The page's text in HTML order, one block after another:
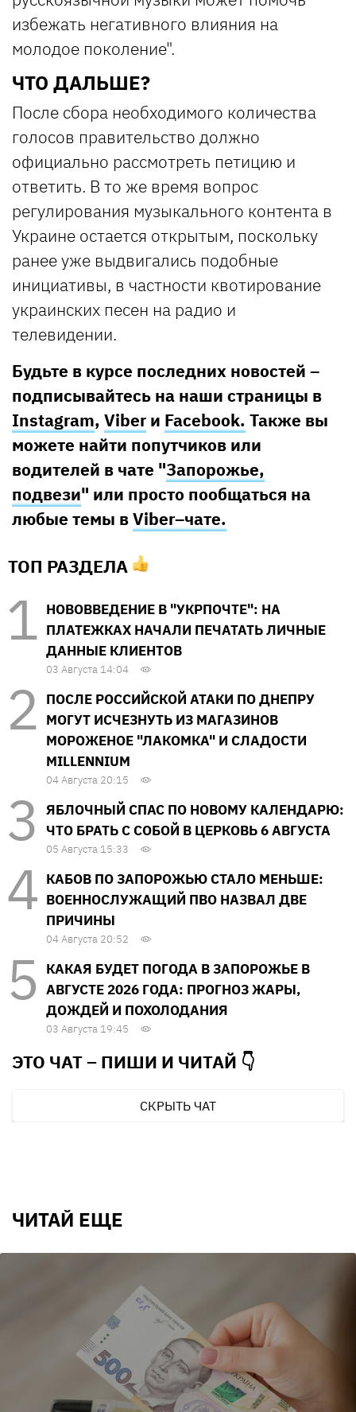
избежать негативного влияния на
молодое поколение".
ЧТО ДАЛЬШЕ?
После сбора необходимого количества
голосов правительство должно
официально рассмотреть петицию и
ответить. В то же время вопрос
регулирования музыкального контента в
Украине остается открытым, поскольку
ранее уже выдвигались подобные
инициативы, в частности квотирование
украинских песен на радио и
телевидении.
Будьте в курсе последних новостей –
подписывайтесь на наши страницы в
Instagram, Viber и Facebook. Также вы
можете найти попутчиков или
водителей в чате "Запорожье,
подвези" или просто пообщаться на
любые темы вViber–чате.
ТОП РАЗДЕЛА
НОВОВВЕДЕНИЕ В "УКРПОЧТЕ": НА
ПЛАТЕЖКАХ НАЧАЛИ ПЕЧАТАТЬ ЛИЧНЫЕ
ДАННЫЕ КЛИЕНТОВ
03 Августа 14:04
ПОСЛЕ РОССИЙСКОЙ АТАКИ ПО ДНЕПРУ
МОГУТ ИСЧЕЗНУТЬ ИЗ МАГАЗИНОВ
МОРОЖЕНОЕ "ЛАКОМКА" И СЛАДОСТИ
MILLENNIUM
04 Августа 20:15
ЯБЛОЧНЫЙ СПАС ПО НОВОМУ КАЛЕНДАРЮ:
ЧТО БРАТЬ С СОБОЙ В ЦЕРКОВЬ 6 АВГУСТА
05 Августа 15:33
КАБОВ ПО ЗАПОРОЖЬЮ СТАЛО МЕНЬШЕ:
ВОЕННОСЛУЖАЩИЙ ПВО НАЗВАЛ ДВЕ
ПРИЧИНЫ
04 Августа 20:52
КАКАЯ БУДЕТ ПОГОДА В ЗАПОРОЖЬЕ В
АВГУСТЕ 2026 ГОДА: ПРОГНОЗ ЖАРЫ,
ДОЖДЕЙ И ПОХОЛОДАНИЯ
03 Августа 19:45
ЭТО ЧАТ – ПИШИ И ЧИТАЙ 👇
СКРЫТЬ ЧАТ
ЧИТАЙ ЕЩЕ